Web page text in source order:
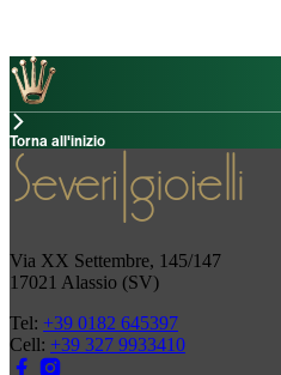
Torna all'inizio
Via XX Settembre, 145/147
17021 Alassio (SV)
Tel: +39 0182 645397
Cell: +39 327 9933410